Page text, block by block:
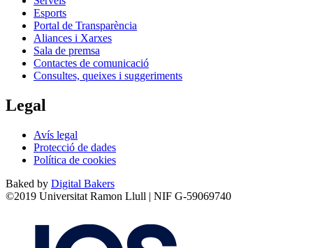
Esports
Portal de Transparència
Aliances i Xarxes
Sala de premsa
Contactes de comunicació
Consultes, queixes i suggeriments
Legal
Avís legal
Protecció de dades
Política de cookies
Baked by Digital Bakers
©2019 Universitat Ramon Llull | NIF G-59069740